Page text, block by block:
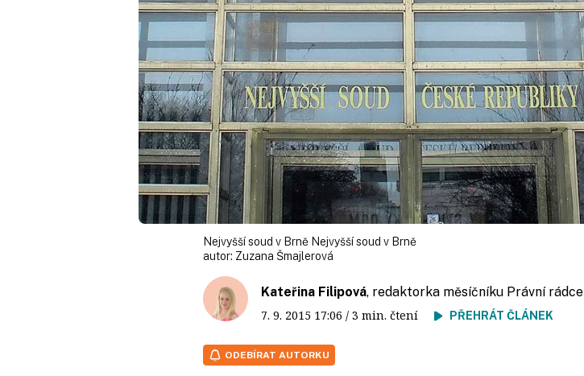
Nejvyšší soud v Brně Nejvyšší soud v Brně
autor: Zuzana Šmajlerová
Kateřina Filipová, redaktorka měsíčníku Právní rádce
7. 9. 2015 17:06 / 3 min. čtení PŘEHRÁT ČLÁNEK
ODEBÍRAT AUTORKU